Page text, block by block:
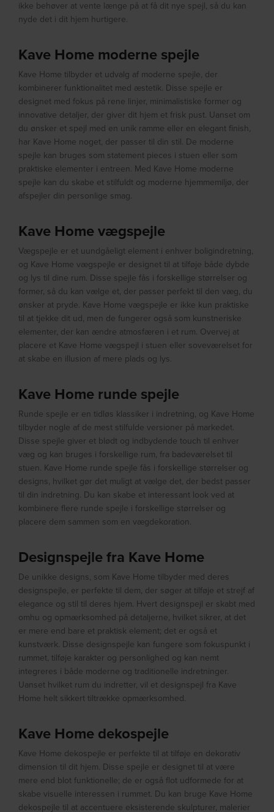
ikke behøver at vente længe på at få dit nye spejl, så du kan
nyde det i dit hjem hurtigere.
Kave Home moderne spejle
Kave Home tilbyder et udvalg af moderne spejle, der
kombinerer funktionalitet med æstetik. Disse spejle er
designet med fokus på rene linjer, minimalistiske former og
innovative detaljer, der giver dit hjem et frisk pust. Uanset om
du ønsker et spejl med en unik ramme eller en elegant finish,
har Kave Home noget, der passer til din stil. De moderne
spejle kan bruges som statement pieces i stuen eller som
praktiske elementer i entreen. Med Kave Home moderne
spejle kan du skabe et stilfuldt og moderne hjemmemiljø, der
afspejler din personlige smag.
Kave Home vægspejle
Vægspejle er et uundgåeligt element i enhver boligindretning,
og Kave Home vægspejle er designet til at tilføje både dybde
og lys til dine rum. Disse spejle fås i forskellige størrelser og
former, så du kan vælge et, der passer perfekt til den væg, du
ønsker at pryde. Kave Home vægspejle er ikke kun praktiske
til at tjekke dit ud, men de fungerer også som kunstneriske
elementer, der kan ændre atmosfæren i et rum. Overvej at
placere et Kave Home vægspejl i stuen eller soveværelset for
at skabe en illusion af mere plads og lys.
Kave Home runde spejle
Runde spejle er en tidløs klassiker i indretning, og Kave Home
tilbyder nogle af de mest stilfulde versioner på markedet.
Disse spejle giver et blødt og indbydende touch til enhver
væg og kan bruges i forskellige rum, fra badeværelset til
stuen. Kave Home runde spejle fås i forskellige størrelser og
designs, hvilket gør det muligt at vælge det, der bedst passer
til din indretning. Du kan skabe et interessant look ved at
kombinere flere runde spejle i forskellige størrelser og
placere dem sammen som en vægdekoration.
Designspejle fra Kave Home
De unikke designs, som Kave Home tilbyder med deres
designspejle, er perfekte til dem, der søger at tilføje et strejf af
elegance og stil til deres hjem. Hvert designspejl er skabt med
omhu og opmærksomhed på detaljerne, hvilket sikrer, at det
er mere end bare et praktisk element; det er også et
kunstværk. Disse designspejle kan fungere som fokuspunkt i
rummet, tilføje karakter og personlighed og kan nemt
integreres i både moderne og traditionelle indretninger.
Uanset hvilket rum du indretter, vil et designspejl fra Kave
Home helt sikkert tiltrække opmærksomhed.
Kave Home dekospejle
Kave Home dekospejle er perfekte til at tilføje en dekorativ
dimension til dit hjem. Disse spejle er designet til at være
mere end blot funktionelle; de er også flot udformede for at
skabe visuelle interessen i rummet. Du kan bruge Kave Home
dekospejle til at accentuere eksisterende skulpturer, malerier